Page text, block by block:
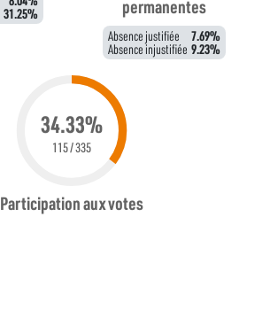
31.25% permanentes
Absence justifiée 7.69%
Absence injustifiée 9.23%
34.33%
115 / 335
Participation aux votes